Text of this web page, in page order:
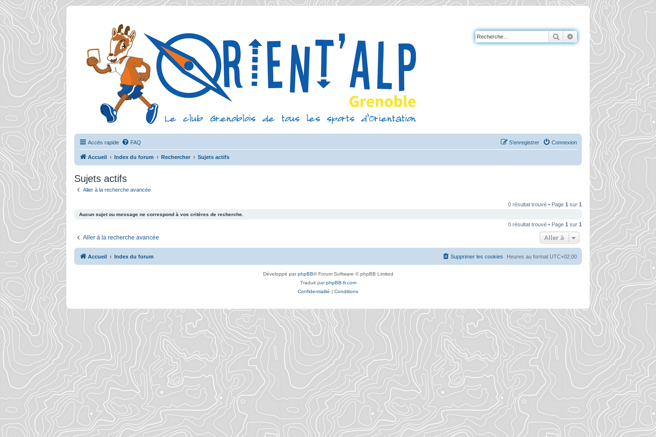
RechercherRecherche avancée
Accès rapide FAQ Connexion
S’enregistrer
Accueil Index du forum Rechercher Sujets actifs
Sujets actifs
Aller à la recherche avancée
0 résultat trouvé • Page 1 sur 1
Aucun sujet ou message ne correspond à vos critères de recherche.
0 résultat trouvé • Page 1 sur 1
Aller à la recherche avancée Aller à
Accueil Index du forum Heures au format UTC+02:00
Supprimer les cookies
Développé parphpBB® Forum Software © phpBB Limited
Traduit parphpBB-fr.com
Confidentialité | Conditions